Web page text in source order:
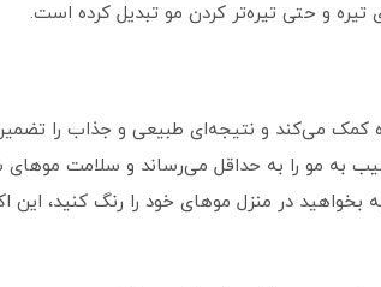
تیره و حتی تیره‌تر کردن مو تبدیل کرده است.
کمک می‌کند و نتیجه‌ای طبیعی و جذاب را
به مو را به حداقل می‌رساند و سلامت
بخواهید در منزل موهای خود را رنگ کنید،